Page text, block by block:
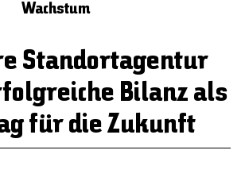
Wachstum
Standortagentur
Bilanz als
für die Zukunft